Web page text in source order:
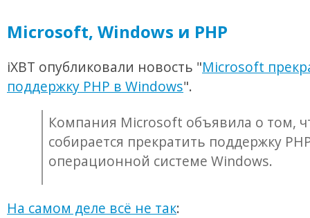
Microsoft, Windows и PHP
iXBT опубликовали новость "Microsoft
поддержку PHP в Windows".
Компания Microsoft объявила о том,
собирается прекратить поддержку
операционной системе Windows.
На самом деле всё не так: